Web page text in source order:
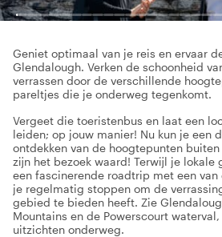
Geniet optimaal van je reis en ervaar
Glendalough. Verken de schoonheid
verrassen door de verschillende
pareltjes die je onderweg tegenkomt.
Vergeet die toeristenbus en laat een
leiden; op jouw manier! Nu kun je een
ontdekken van de hoogtepunten
zijn het bezoek waard! Terwijl je lokale
een fascinerende roadtrip met een
je regelmatig stoppen om de
gebied te bieden heeft. Zie
Mountains en de Powerscourt
uitzichten onderweg.